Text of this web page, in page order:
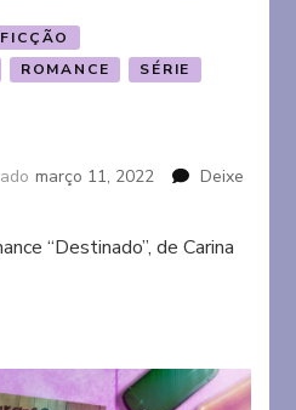
FICÇÃO
ROMANCE SÉRIE
março 11, 2022
Deixe
“Destinado”, de Carina